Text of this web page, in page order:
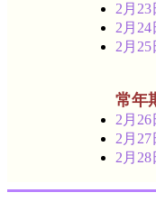
2月23
2月24
2月25
常年
2月26
2月27
2月28